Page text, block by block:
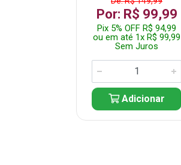
Por: R$ 99,99
Pix 5% OFF R$ 94,99
ou em até 1x R$ 99,99
Sem Juros
Adicionar